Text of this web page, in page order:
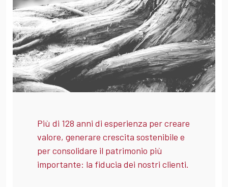
Più di 128 anni di esperienza per creare
valore, generare crescita sostenibile e
per consolidare il patrimonio più
importante: la fiducia dei nostri clienti.